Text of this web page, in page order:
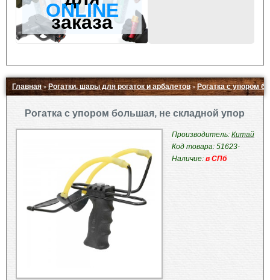
ONLINE
заказа
Главная»Рогатки, шары для рогаток и арбалетов»Рогатка с упором
Рогатка с упором большая, не складной упор
Производитель: Китай
Код товара: 51623-
Наличие: в СПб